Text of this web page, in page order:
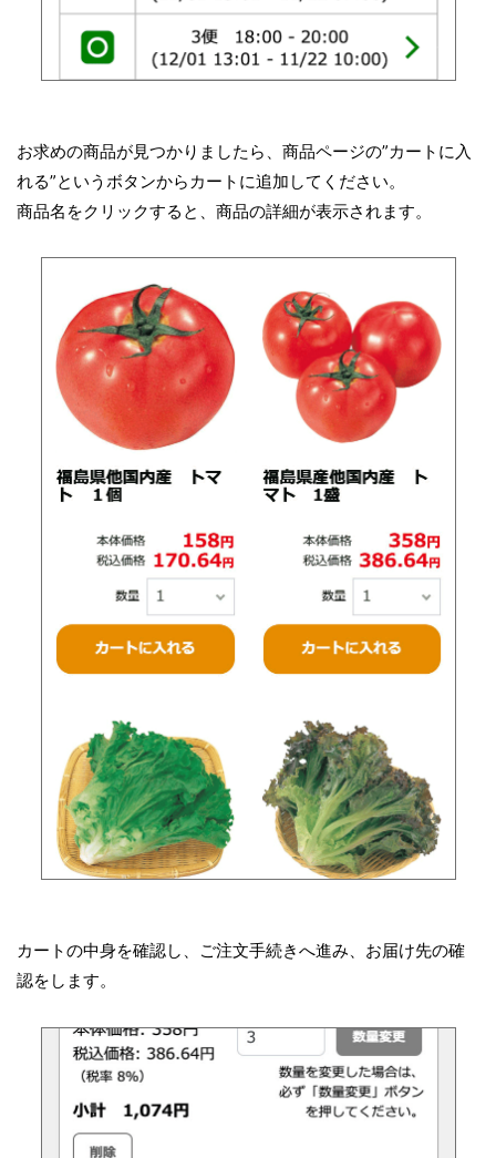
お求めの商品が見つかりましたら、商品ページの”カートに入
れる”というボタンからカートに追加してください。
商品名をクリックすると、商品の詳細が表示されます。
カートの中身を確認し、ご注文手続きへ進み、お届け先の確
認をします。